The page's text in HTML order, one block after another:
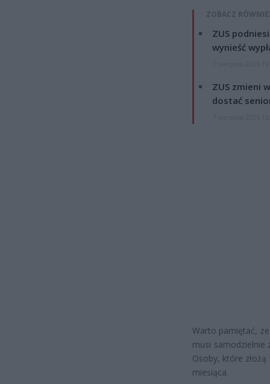
ZOBACZ
ZUS
wynieść
ZUS zmieni
dostać
Warto pamiętać,
musi samodzielnie
Osoby, które
miesiąca.